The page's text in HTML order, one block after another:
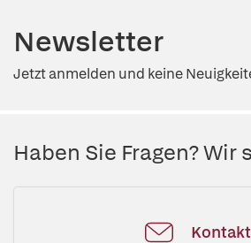
Newsletter
Jetzt anmelden und keine
Haben Sie Fragen?
Kontakt